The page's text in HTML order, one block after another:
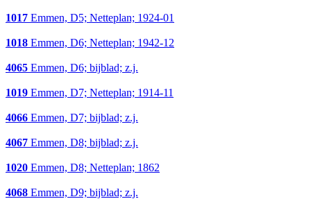
1017 Emmen, D5; Netteplan; 1924-01
1018 Emmen, D6; Netteplan; 1942-12
4065 Emmen, D6; bijblad; z.j.
1019 Emmen, D7; Netteplan; 1914-11
4066 Emmen, D7; bijblad; z.j.
4067 Emmen, D8; bijblad; z.j.
1020 Emmen, D8; Netteplan; 1862
4068 Emmen, D9; bijblad; z.j.